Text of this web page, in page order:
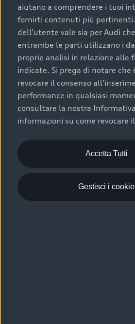
condizioni della carrozzeria e
buona conservazione evidenzia
precedente proprietario;
efficienza meccanica: motore,
componenti principali in
prestazioni affidabili e sicure.
Acquistare un’auto usata in una
Audi che offre l’usato garantito
Scelta :plus, significa affidarsi ad
sottoposto a 110 controlli
garanzia fino a 4 anni per una
acquisto.
aiutano a comprendere i tuoi
fornirti contenuti più
dell'utente vale sia per Audi
entrambe le parti utilizzano i
proprie analisi in relazione alle
indicate. Si prega di notare che
revocare il consenso
performance in qualsiasi
consultare la nostra
informazioni su come revocare
Accetta Tutti
Gestisci i cookie